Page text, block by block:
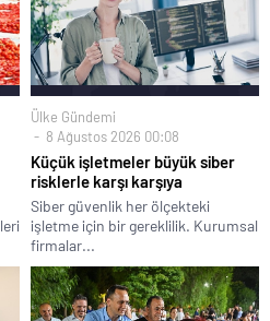
Ülke Gündemi
8 Ağustos 2026 00:08
Küçük işletmeler büyük siber
risklerle karşı karşıya
Siber güvenlik her ölçekteki
işletme için bir gereklilik. Kurumsal
firmalar...